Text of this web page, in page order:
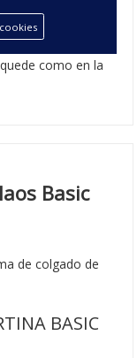
una medida y
encontraras
como en la
Basic
de colgado de
BASIC